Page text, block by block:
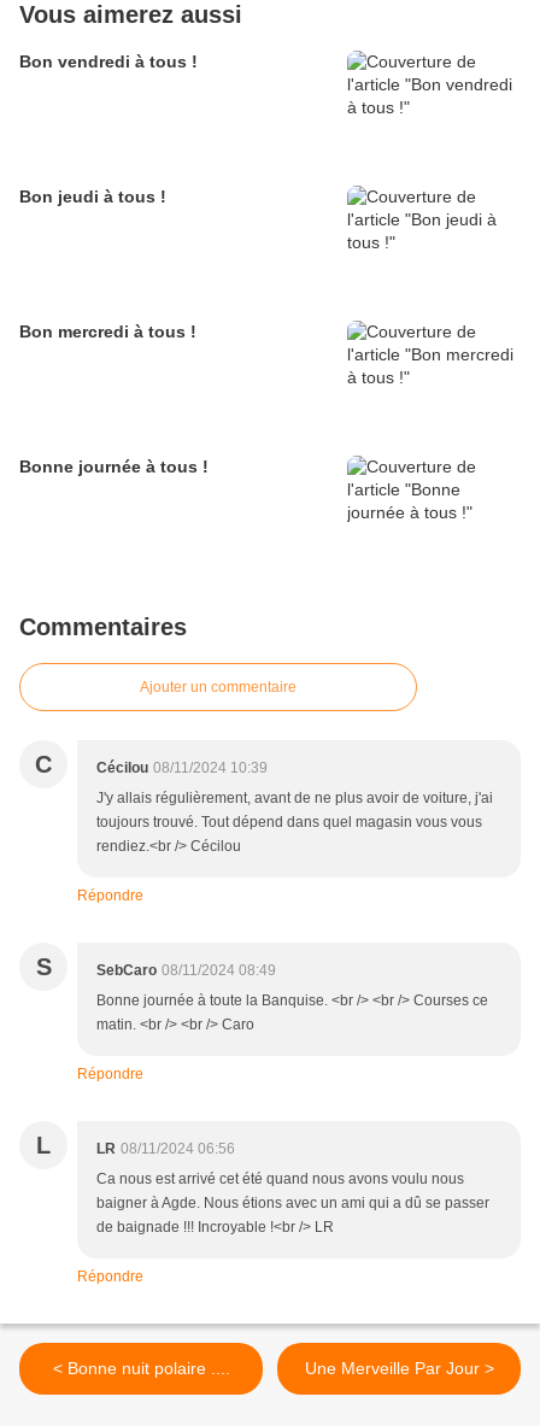
Vous aimerez aussi
Bon vendredi à tous !
Bon jeudi à tous !
Bon mercredi à tous !
Bonne journée à tous !
Commentaires
Ajouter un commentaire
C Cécilou 08/11/2024 10:39
J'y allais régulièrement, avant de ne plus avoir de voiture, j'ai
toujours trouvé. Tout dépend dans quel magasin vous vous
rendiez.<br /> Cécilou
Répondre
S SebCaro 08/11/2024 08:49
Bonne journée à toute la Banquise. <br /> <br /> Courses ce
matin. <br /> <br /> Caro
Répondre
L LR 08/11/2024 06:56
Ca nous est arrivé cet été quand nous avons voulu nous
baigner à Agde. Nous étions avec un ami qui a dû se passer
de baignade !!! Incroyable !<br /> LR
Répondre
< Bonne nuit polaire .... Une Merveille Par Jour >